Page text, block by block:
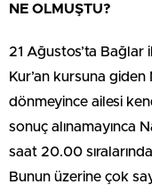
NE OLMUŞTU?
21 Ağustos’ta Bağlar
Kur’an kursuna giden
dönmeyince ailesi
sonuç alınamayınca
saat 20.00
Bunun üzerine çok